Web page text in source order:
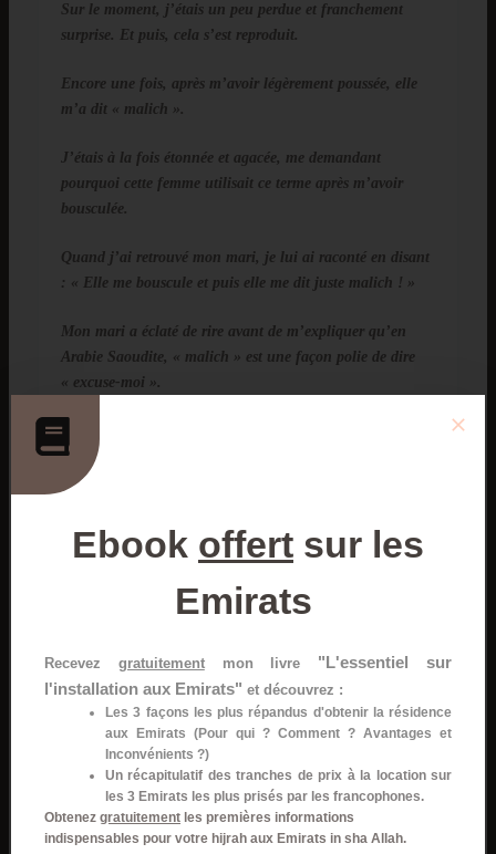
Sur le moment, j’étais un peu perdue et franchement
surprise. Et puis, cela s’est reproduit.
Encore une fois, après m’avoir légèrement poussée, elle
m’a dit « malich ».
J’étais à la fois étonnée et agacée, me demandant
pourquoi cette femme utilisait ce terme après m’avoir
bousculée.
Quand j’ai retrouvé mon mari, je lui ai raconté en disant
: « Elle me bouscule et puis elle me dit juste malich ! »
Mon mari a éclaté de rire avant de m’expliquer qu’en
Arabie Saoudite, « malich » est une façon polie de dire
« excuse-moi ».
C’était assez drôle car venant du Maroc, pour moi
« malich » avait une connotation complètement
différente, c’était plus comme « ce n’est pas grave ! ».
Une belle leçon de linguistique et de culture en direct ! lol
Ebook offert sur les
Emirats
Recevez gratuitementmon livre "L'essentiel sur
l'installation aux Emirats" et découvrez :
Les 3 façons les plus répandus d'obtenir la résidence
aux Emirats (Pour qui ? Comment ? Avantages et
Inconvénients ?)
Un récapitulatif des tranches de prix à la location sur
les 3 Emirats les plus prisés par les francophones.
Obtenez gratuitement les premières informations
indispensables pour votre hijrah aux Emirats in sha Allah.